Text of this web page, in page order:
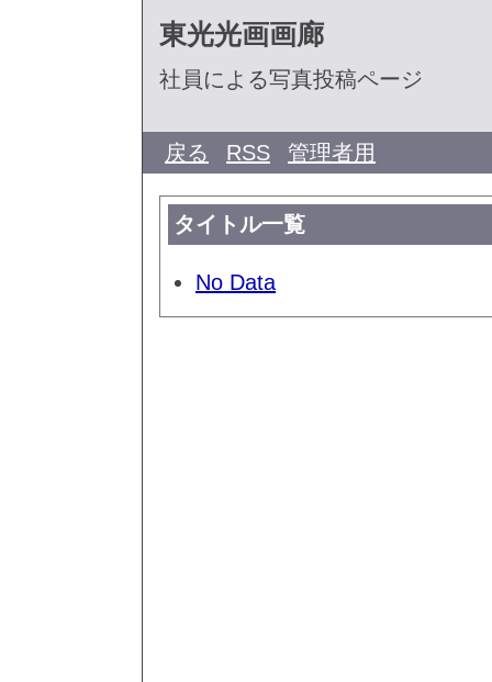
東光光画画廊
社員による写真投稿ページ
戻る RSS 管理者用
タイトル一覧
No Data